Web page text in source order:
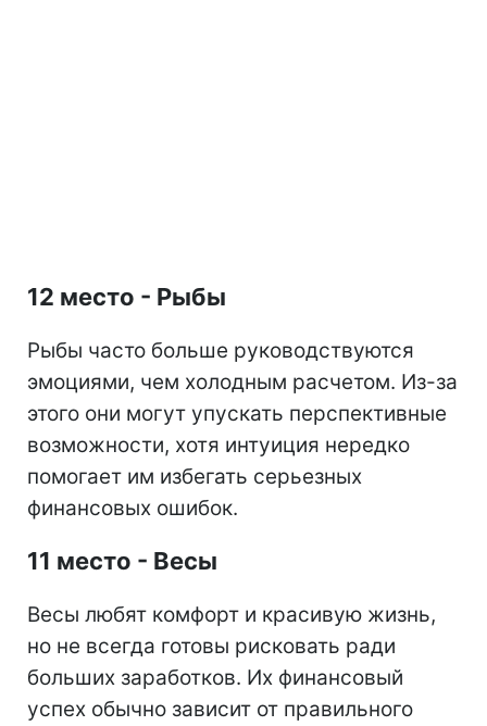
12 место - Рыбы
Рыбы часто больше руководствуются
эмоциями, чем холодным расчетом. Из-за
этого они могут упускать перспективные
возможности, хотя интуиция нередко
помогает им избегать серьезных
финансовых ошибок.
11 место - Весы
Весы любят комфорт и красивую жизнь,
но не всегда готовы рисковать ради
больших заработков. Их финансовый
успех обычно зависит от правильного